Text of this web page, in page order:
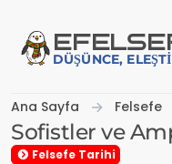
EFE
DÜŞÜNCE,
Ana Sayfa Felsefe
Sofistler ve
Felsefe Tarihi